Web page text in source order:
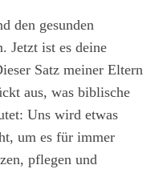
den gesunden
Jetzt ist es deine
Satz meiner Eltern
aus, was biblische
Uns wird etwas
um es für immer
pflegen und